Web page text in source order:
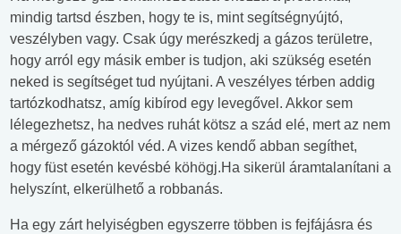
mindig tartsd észben, hogy te is, mint segítségnyújtó,
veszélyben vagy. Csak úgy merészkedj a gázos területre,
hogy arról egy másik ember is tudjon, aki szükség esetén
neked is segítséget tud nyújtani. A veszélyes térben addig
tartózkodhatsz, amíg kibírod egy levegővel. Akkor sem
lélegezhetsz, ha nedves ruhát kötsz a szád elé, mert az nem
a mérgező gázoktól véd. A vizes kendő abban segíthet,
hogy füst esetén kevésbé köhögj.Ha sikerül áramtalanítani a
helyszínt, elkerülhető a robbanás.
Ha egy zárt helyiségben egyszerre többen is fejfájásra és